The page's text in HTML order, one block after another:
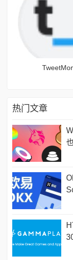
热门文章